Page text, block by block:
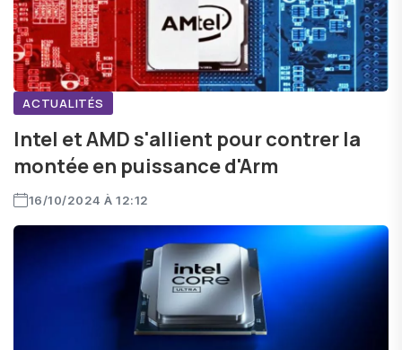
ACTUALITÉS
Intel et AMD s'allient pour contrer la
montée en puissance d'Arm
16/10/2024 À 12:12